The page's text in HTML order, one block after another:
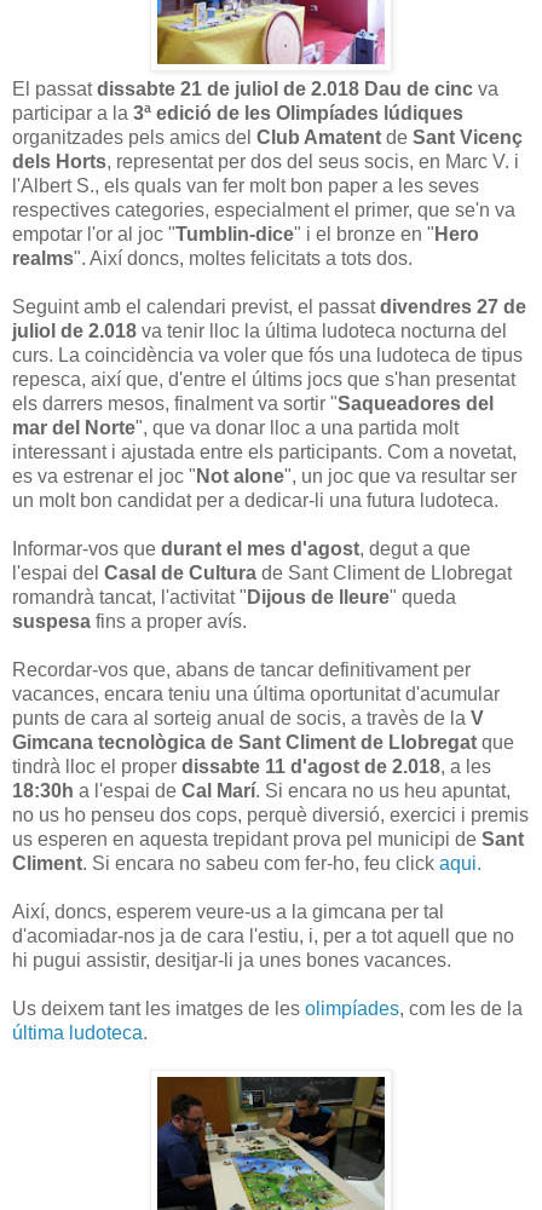
El passatdissabte 21 de juliol de 2.018 Dau de cinc va
participar a la 3ª edició de les Olimpíades lúdiques
organitzades pels amics del Club Amatent de Sant Vicenç
dels Horts, representat per dos del seus socis, en Marc V. i
l'Albert S., els quals van fer molt bon paper a les seves
respectives categories, especialment el primer, que se'n va
empotar l'or al joc "Tumblin-dice" i el bronze en " Hero
realms". Així doncs, moltes felicitats a tots dos.
Seguint amb el calendari previst, el passatdivendres 27 de
juliol de 2.018 va tenir lloc la última ludoteca nocturna del
curs. La coincidència va voler que fós una ludoteca de tipus
repesca, així que, d'entre el últims jocs que s'han presentat
els darrers mesos, finalment va sortir "Saqueadores del
mar del Norte", que va donar lloc a una partida molt
interessant i ajustada entre els participants. Com a novetat,
es va estrenar el joc " Not alone", un joc que va resultar ser
un molt bon candidat per a dedicar-li una futura ludoteca.
Informar-vos que durant el mes d'agost, degut a que
l'espai del Casal de Cultura de Sant Climent de Llobregat
romandrà tancat, l'activitat " Dijous de lleure" queda
suspesa fins a proper avís.
Recordar-vos que, abans de tancar definitivament per
vacances, encara teniu una última oportunitat d'acumular
punts de cara al sorteig anual de socis, a travès de la V
Gimcana tecnològica de Sant Climent de Llobregat que
tindrà lloc el proper dissabte 11 d'agost de 2.018, a les
18:30h a l'espai de Cal Marí. Si encara no us heu apuntat,
no us ho penseu dos cops, perquè diversió, exercici i premis
us esperen en aquesta trepidant prova pel municipi de Sant
Climent. Si encara no sabeu com fer-ho, feu click aqui.
Així, doncs, esperem veure-us a la gimcana per tal
d'acomiadar-nos ja de cara l'estiu, i, per a tot aquell que no
hi pugui assistir, desitjar-li ja unes bones vacances.
Us deixem tant les imatges de les olimpíades, com les de la
última ludoteca.